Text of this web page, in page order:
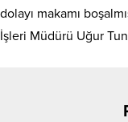
dolayı makamı
İşleri Müdürü Uğur